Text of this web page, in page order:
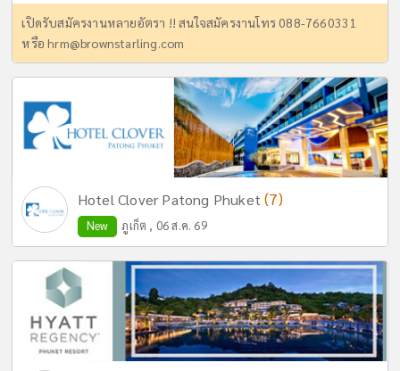
เปิดรับสมัครงานหลายอัตรา !! สนใจสมัครงานโทร 088-7660331
หรือhrm@brownstarling.com
Hotel Clover Patong Phuket(7)
New ภูเก็ต , 06 ส.ค. 69